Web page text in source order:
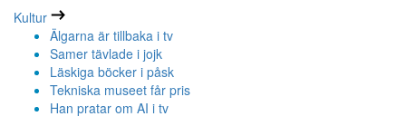
Kultur
Älgarna är tillbaka i tv
Samer tävlade i jojk
Läskiga böcker i påsk
Tekniska museet får pris
Han pratar om AI i tv